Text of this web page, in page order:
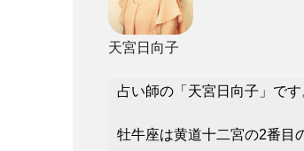
天宮日向子
占い師の「天宮日向子」です
牡牛座は黄道十二宮の2番目